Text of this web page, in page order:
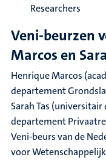
Researchers
Veni-beurzen
Marcos en
Henrique Marcos
departement
Sarah Tas
departement
Veni-beurs van de
voor